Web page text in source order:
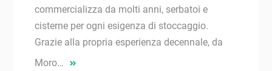
commercializza da molti anni, serbatoi e
cisterne per ogni esigenza di stoccaggio.
Grazie alla propria esperienza decennale, da
Moro…